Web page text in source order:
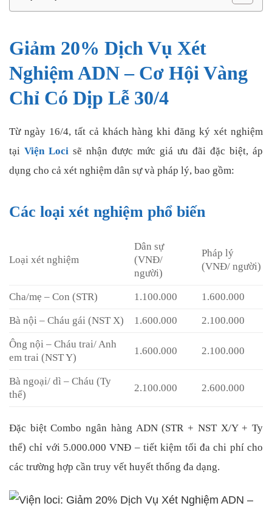
Giảm 20% Dịch Vụ Xét
Nghiệm ADN – Cơ Hội Vàng
Chỉ Có Dịp Lễ 30/4
Từ ngày 16/4, tất cả khách hàng khi đăng ký xét nghiệm
tại Viện Loci sẽ nhận được mức giá ưu đãi đặc biệt, áp
dụng cho cả xét nghiệm dân sự và pháp lý, bao gồm:
Các loại xét nghiệm phổ biến
Loại xét nghiệm
Dân sự
(VNĐ/
người)
Pháp lý
(VNĐ/ người)
Cha/mẹ – Con (STR) 1.100.000 1.600.000
Bà nội – Cháu gái (NST X) 1.600.000 2.100.000
Ông nội – Cháu trai/ Anh
em trai (NST Y)
1.600.000 2.100.000
Bà ngoại/ dì – Cháu (Ty
thể)
2.100.000 2.600.000
Đặc biệt Combo ngân hàng ADN (STR + NST X/Y + Ty
thể) chỉ với 5.000.000 VNĐ – tiết kiệm tối đa chi phí cho
các trường hợp cần truy vết huyết thống đa dạng.